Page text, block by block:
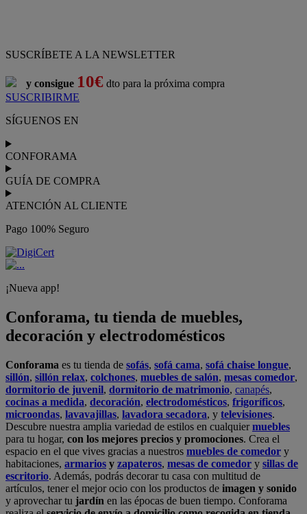
SUSCRÍBETE A LA NEWSLETTER
y consigue 10€ dto para la próxima compra
SUSCRIBIRME
SÍGUENOS EN
CONFORAMA
GUÍA DE COMPRA
ATENCIÓN AL CLIENTE
Pago 100% Seguro
¡Nueva app!
Conforama, tu tienda de muebles,
decoración y electrodomésticos
Conforama es tu tienda de sofás, sofá cama, sofá chaise longue,
sillón, sillón relax, colchones, muebles de salón, mesas comedor,
dormitorio de juvenil, dormitorio de matrimonio, canapés,
cocinas a medida, decoración, electrodomésticos, frigoríficos,
microondas, lavavajillas, lavadora secadora, y televisiones.
Descubre nuestra amplia variedad de estilos en cualquiermuebles
para tu hogar, con los mejores precios y promociones. Crea el
espacio en el que vives gracias a nuestros muebles de comedor y
habitaciones, armarios y zapateros, mesas de comedor y sillas de
escritorio. Además, podrás decorar tu casa con multitud de
artículos, tener el mejor ocio con los productos de imagen y sonido
y aprovechar tu jardín en las épocas de buen tiempo. Conforama